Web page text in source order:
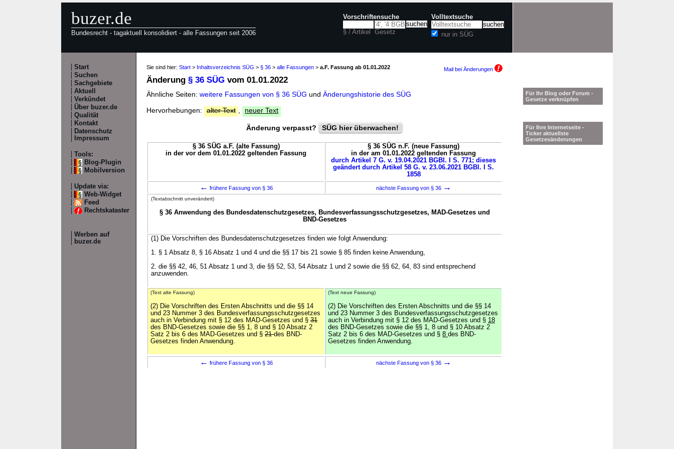
buzer.de
Bundesrecht - tagaktuell konsolidiert - alle Fassungen seit 2006
Vorschriftensuche
§ / Artikel Gesetz
Volltextsuche
nur in SÜG
Start
Suchen
Sachgebiete
Aktuell
Verkündet
Über buzer.de
Qualität
Kontakt
Datenschutz
Impressum
Tools:
Blog-Plugin
Mobilversion
Update via:
Web-Widget
Feed
Rechtskataster
Werben auf
buzer.de
Sie sind hier: Start > Inhaltsverzeichnis SÜG > § 36 > alle Fassungen > a.F. Fassung ab 01.01.2022 Mail bei Änderungen
Änderung § 36 SÜG vom 01.01.2022
Ähnliche Seiten: weitere Fassungen von § 36 SÜG und Änderungshistorie des SÜG
Hervorhebungen:
alter Text neuer Text
Änderung verpasst? SÜG hier überwachen!
§ 36 SÜG a.F. (alte Fassung)
in der vor dem 01.01.2022 geltenden Fassung
§ 36 SÜG n.F. (neue Fassung)
in der am 01.01.2022 geltenden Fassung
durch Artikel 7 G. v. 19.04.2021 BGBl. I S. 771; dieses
geändert durch Artikel 58 G. v. 23.06.2021 BGBl. I S.
1858
← frühere Fassung von § 36 nächste Fassung von § 36 →
(Textabschnitt unverändert)
§ 36 Anwendung des Bundesdatenschutzgesetzes, Bundesverfassungsschutzgesetzes, MAD-Gesetzes und
BND-Gesetzes
(1) Die Vorschriften des Bundesdatenschutzgesetzes finden wie folgt Anwendung:
1. § 1 Absatz 8, § 16 Absatz 1 und 4 und die §§ 17 bis 21 sowie § 85 finden keine Anwendung,
2. die §§ 42, 46, 51 Absatz 1 und 3, die §§ 52, 53, 54 Absatz 1 und 2 sowie die §§ 62, 64, 83 sind entsprechend
anzuwenden.
(Text alte Fassung)
(2) Die Vorschriften des Ersten Abschnitts und die §§ 14
und 23 Nummer 3 des Bundesverfassungsschutzgesetzes
auch in Verbindung mit § 12 des MAD-Gesetzes und § 31
des BND-Gesetzes sowie die §§ 1, 8 und § 10 Absatz 2
Satz 2 bis 6 des MAD-Gesetzes und § 21des BND-
Gesetzes finden Anwendung.
(Text neue Fassung)
(2) Die Vorschriften des Ersten Abschnitts und die §§ 14
und 23 Nummer 3 des Bundesverfassungsschutzgesetzes
auch in Verbindung mit § 12 des MAD-Gesetzes und § 18
des BND-Gesetzes sowie die §§ 1, 8 und § 10 Absatz 2
Satz 2 bis 6 des MAD-Gesetzes und § 8 des BND-
Gesetzes finden Anwendung.
← frühere Fassung von § 36 nächste Fassung von § 36 →
Für Ihr Blog oder Forum -
Gesetze verknüpfen
Für Ihre Internetseite -
Ticker aktuellste
Gesetzesänderungen